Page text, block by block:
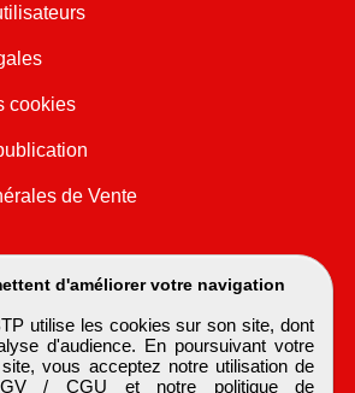
d'améliorer votre navigation
utilise les cookies sur son site, dont
d'audience. En poursuivant votre
vous acceptez notre utilisation de
/ CGU et notre politique de
cookies
de Vente